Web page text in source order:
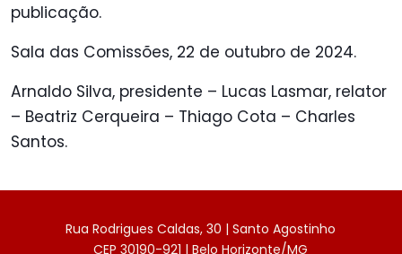
publicação.
Sala das Comissões, 22 de outubro de 2024.
Arnaldo Silva, presidente – Lucas Lasmar, relator
– Beatriz Cerqueira – Thiago Cota – Charles
Santos.
Rua Rodrigues Caldas, 30 | Santo Agostinho
CEP 30190-921 | Belo Horizonte/MG